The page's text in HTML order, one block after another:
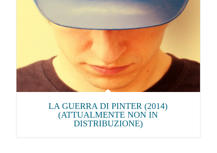
LA GUERRA DI PINTER (2014)
(ATTUALMENTE NON IN
DISTRIBUZIONE)